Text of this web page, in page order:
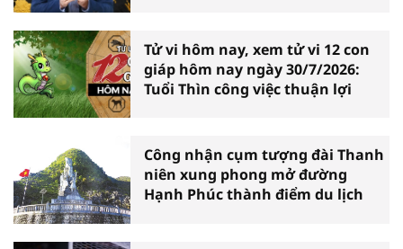
Tử vi hôm nay, xem tử vi 12 con
giáp hôm nay ngày 30/7/2026:
Tuổi Thìn công việc thuận lợi
Công nhận cụm tượng đài Thanh
niên xung phong mở đường
Hạnh Phúc thành điểm du lịch